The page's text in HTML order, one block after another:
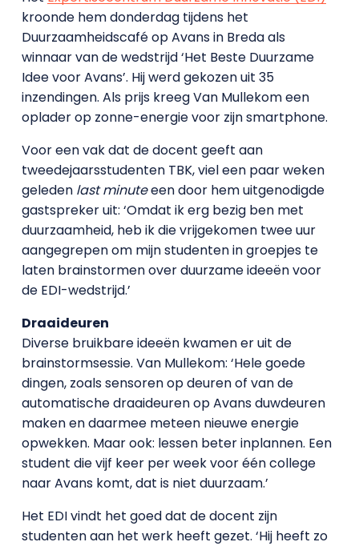
kroonde hem donderdag tijdens het
Duurzaamheidscafé op Avans in Breda als
winnaar van de wedstrijd ‘Het Beste Duurzame
Idee voor Avans’. Hij werd gekozen uit 35
inzendingen. Als prijs kreeg Van Mullekom een
oplader op zonne-energie voor zijn smartphone.
Voor een vak dat de docent geeft aan
tweedejaarsstudenten TBK, viel een paar weken
geleden last minuteeen door hem uitgenodigde
gastspreker uit: ‘Omdat ik erg bezig ben met
duurzaamheid, heb ik die vrijgekomen twee uur
aangegrepen om mijn studenten in groepjes te
laten brainstormen over duurzame ideeën voor
de EDI-wedstrijd.’
Draaideuren
Diverse bruikbare ideeën kwamen er uit de
brainstormsessie. Van Mullekom: ‘Hele goede
dingen, zoals sensoren op deuren of van de
automatische draaideuren op Avans duwdeuren
maken en daarmee meteen nieuwe energie
opwekken. Maar ook: lessen beter inplannen. Een
student die vijf keer per week voor één college
naar Avans komt, dat is niet duurzaam.’
Het EDI vindt het goed dat de docent zijn
studenten aan het werk heeft gezet. ‘Hij heeft zo